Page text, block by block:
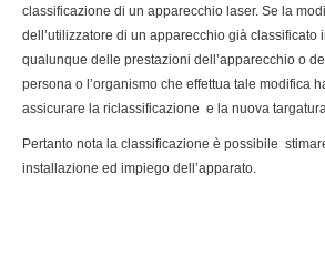
classificazione di un apparecchio laser. Se la
dell’utilizzatore di un apparecchio già classificato
qualunque delle prestazioni dell’apparecchio o
persona o l’organismo che effettua tale modifica
assicurare la riclassificazione e la nuova
Pertanto nota la classificazione è possibile
installazione ed impiego dell’apparato.